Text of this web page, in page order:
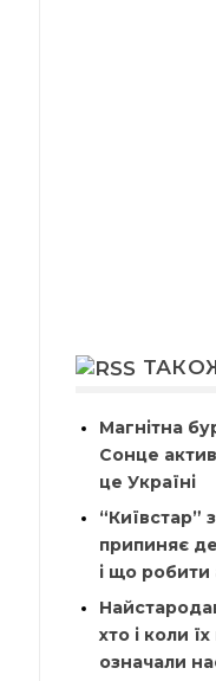
Магнітна
Сонце
це Україні
“Київстар”
припиняє
і що
хто і коли
означали